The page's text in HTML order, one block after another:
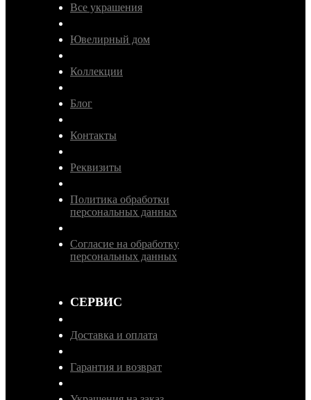
Все украшения
Ювелирный дом
Коллекции
Блог
Контакты
Реквизиты
Политика обработки
персональных данных
Согласие на обработку
персональных данных
СЕРВИС
Доставка и оплата
Гарантия и возврат